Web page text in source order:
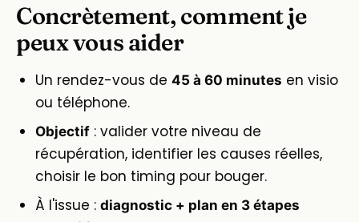
Concrètement, comment je
peux vous aider
Un rendez-vous de 45 à 60 minutes en visio
ou téléphone.
Objectif : valider votre niveau de
récupération, identifier les causes réelles,
choisir le bon timing pour bouger.
À l'issue : diagnostic + plan en 3 étapes